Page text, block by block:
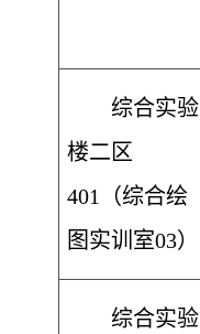
综合实验
楼二区
401（综合绘
图实训室03）
综合实验